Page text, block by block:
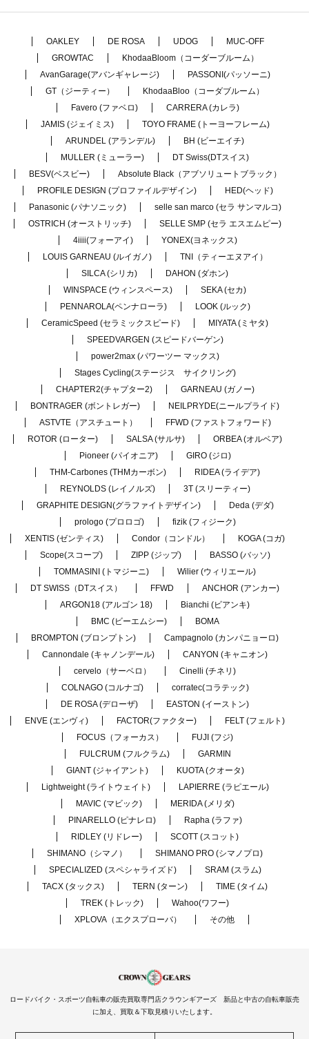
OAKLEY DE ROSA UDOG
MUC-OFF
GROWTAC
KhodaaBloom（コーダーブルーム）
AvanGarage(アバンギャレージ)
PASSONI(パッソーニ)
GT（ジーティー）
KhodaaBloo（コーダブルーム）
Favero (ファベロ)
CARRERA (カレラ)
JAMIS (ジェイミス)
TOYO FRAME (トーヨーフレーム)
ARUNDEL (アランデル)
BH (ビーエイチ)
MULLER (ミューラー)
DT Swiss(DTスイス)
BESV(ベスビー)
Absolute Black（アブソリュートブラック）
PROFILE DESIGN (プロファイルデザイン)
HED(ヘッド)
Panasonic (パナソニック)
selle san marco (セラ サンマルコ)
OSTRICH (オーストリッチ)
SELLE SMP (セラ エスエムピー)
4iiii(フォーアイ)
YONEX(ヨネックス)
LOUIS GARNEAU (ルイガノ)
TNI（ティーエヌアイ）
SILCA (シリカ)
DAHON (ダホン)
WINSPACE (ウィンスペース)
SEKA (セカ)
PENNAROLA(ペンナローラ)
LOOK (ルック)
CeramicSpeed (セラミックスピード)
MIYATA (ミヤタ)
SPEEDVARGEN (スピードバーゲン)
power2max (パワーツー マックス)
Stages Cycling(ステージス サイクリング)
CHAPTER2(チャプター2)
GARNEAU (ガノー)
BONTRAGER (ボントレガー)
NEILPRYDE(ニールプライド)
ASTVTE（アスチュート）
FFWD (ファストフォワード)
ROTOR (ローター)
SALSA (サルサ)
ORBEA (オルベア)
Pioneer (パイオニア)
GIRO (ジロ)
THM-Carbones (THMカーボン)
RIDEA (ライデア)
REYNOLDS (レイノルズ)
3T (スリーティー)
GRAPHITE DESIGN(グラファイトデザイン)
Deda (デダ)
prologo (プロロゴ)
fizik (フィジーク)
XENTIS (ゼンティス)
Condor（コンドル）
KOGA (コガ)
Scope(スコープ)
ZIPP (ジップ)
BASSO (バッソ)
TOMMASINI (トマジーニ)
Wilier (ウィリエール)
DT SWISS（DTスイス）
FFWD
ANCHOR (アンカー)
ARGON18 (アルゴン 18)
Bianchi (ビアンキ)
BMC (ビーエムシー)
BOMA
BROMPTON (ブロンプトン)
Campagnolo (カンパニョーロ)
Cannondale (キャノンデール)
CANYON (キャニオン)
cervelo（サーベロ）
Cinelli (チネリ)
COLNAGO (コルナゴ)
corratec(コラテック)
DE ROSA (デローザ)
EASTON (イーストン)
ENVE (エンヴィ)
FACTOR(ファクター)
FELT (フェルト)
FOCUS（フォーカス）
FUJI (フジ)
FULCRUM (フルクラム)
GARMIN
GIANT (ジャイアント)
KUOTA (クオータ)
Lightweight (ライトウェイト)
LAPIERRE (ラピエール)
MAVIC (マビック)
MERIDA (メリダ)
PINARELLO (ピナレロ)
Rapha (ラファ)
RIDLEY (リドレー)
SCOTT (スコット)
SHIMANO（シマノ）
SHIMANO PRO (シマノプロ)
SPECIALIZED (スペシャライズド)
SRAM (スラム)
TACX (タックス)
TERN (ターン)
TIME (タイム)
TREK (トレック)
Wahoo(ワフー)
XPLOVA（エクスプローバ）
その他
ロードバイク・スポーツ自転車の販売買取専門店クラウンギアーズ 新品と中古の自転車販売
に加え、買取＆下取見積りいたします。